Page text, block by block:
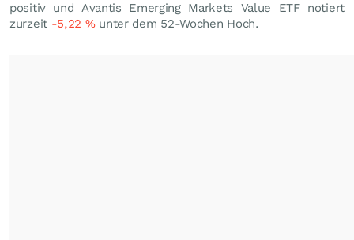
positiv und Avantis Emerging Markets Value ETF notiert
zurzeit -5,22 %unter dem 52-Wochen Hoch.